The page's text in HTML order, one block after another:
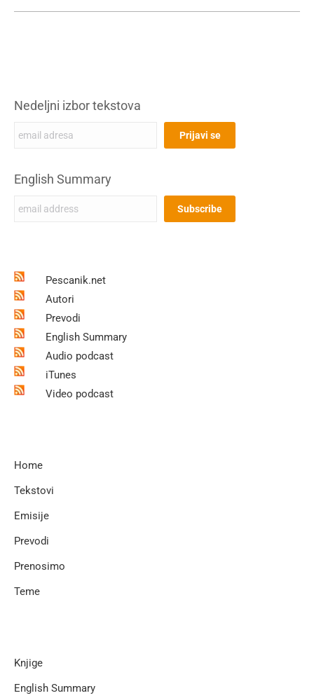
Nedeljni izbor tekstova
English Summary
Pescanik.net
Autori
Prevodi
English Summary
Audio podcast
iTunes
Video podcast
Home
Tekstovi
Emisije
Prevodi
Prenosimo
Teme
Knjige
English Summary